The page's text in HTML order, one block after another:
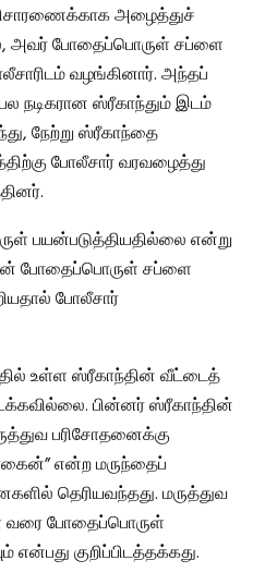
அழைத்துச்
அவர் போதைப்பொருள் சப்ளை
வழங்கினார். அந்தப்
நடிகரான ஸ்ரீகாந்தும் இடம்
நேற்று ஸ்ரீகாந்தை
போலீசார் வரவழைத்து
பயன்படுத்தியதில்லை என்று
போதைப்பொருள் சப்ளை
போலீசார்
உள்ள ஸ்ரீகாந்தின் வீட்டைத்
பின்னர் ஸ்ரீகாந்தின்
பரிசோதனைக்கு
என்ற மருந்தைப்
தெரியவந்தது. மருத்துவ
வரை போதைப்பொருள்
என்பது குறிப்பிடத்தக்கது.